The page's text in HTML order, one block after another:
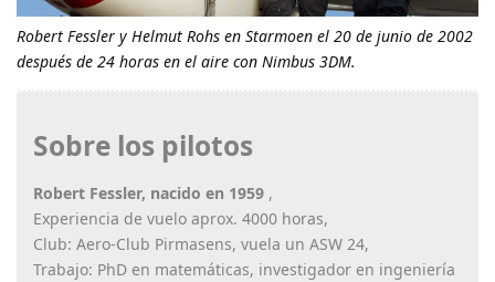
Robert Fessler y Helmut Rohs en Starmoen el 20 de junio de 2002
después de 24 horas en el aire con Nimbus 3DM.
Sobre los pilotos
Robert Fessler, nacido en 1959 ,
Experiencia de vuelo aprox. 4000 horas,
Club: Aero-Club Pirmasens, vuela un ASW 24,
Trabajo: PhD en matemáticas, investigador en ingeniería